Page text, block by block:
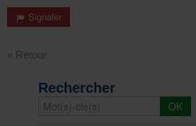
Signaler
« Retour
Rechercher